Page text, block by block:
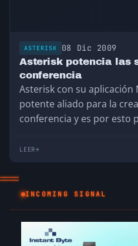
ASTERISK 08 Dic 2009
Asterisk potencia las
conferencia
Asterisk con su aplicación
potente aliado para la
conferencia y es por esto
LEER
INCOMING SIGNAL